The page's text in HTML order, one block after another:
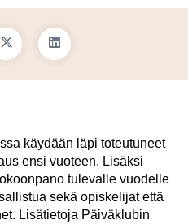
käydään läpi toteutuneet
ensi vuoteen. Lisäksi
tulevalle vuodelle
sekä opiskelijat että
Lisätietoja Päiväklubin